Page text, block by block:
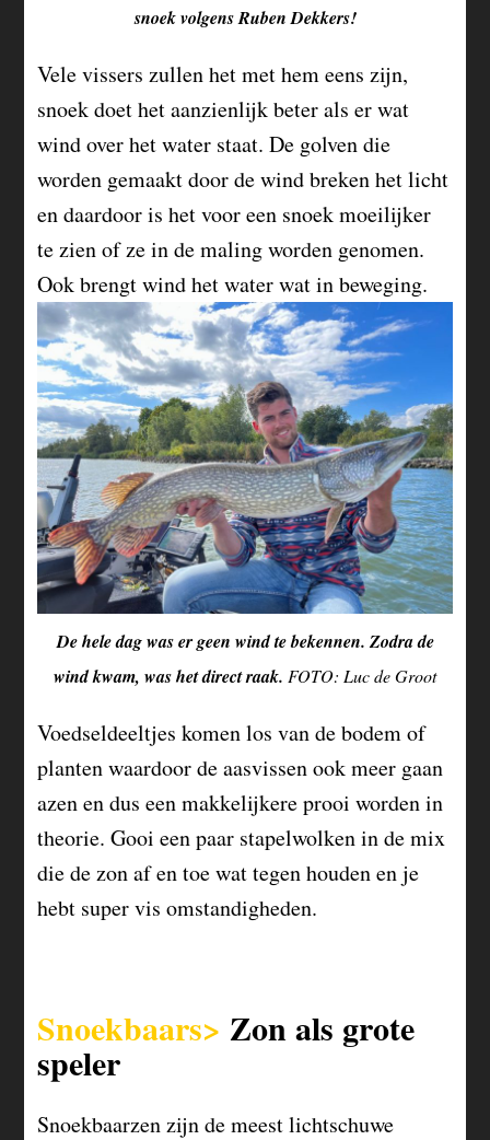
snoek volgens Ruben Dekkers!
Vele vissers zullen het met hem eens zijn,
snoek doet het aanzienlijk beter als er wat
wind over het water staat. De golven die
worden gemaakt door de wind breken het licht
en daardoor is het voor een snoek moeilijker
te zien of ze in de maling worden genomen.
Ook brengt wind het water wat in beweging.
De hele dag was er geen wind te bekennen. Zodra de
wind kwam, was het direct raak. FOTO: Luc de Groot
Voedseldeeltjes komen los van de bodem of
planten waardoor de aasvissen ook meer gaan
azen en dus een makkelijkere prooi worden in
theorie. Gooi een paar stapelwolken in de mix
die de zon af en toe wat tegen houden en je
hebt super vis omstandigheden.
Snoekbaars> Zon als grote
speler
Snoekbaarzen zijn de meest lichtschuwe